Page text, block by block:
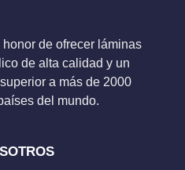
de ofrecer láminas
de alta calidad y un
a más de 2000
del mundo.